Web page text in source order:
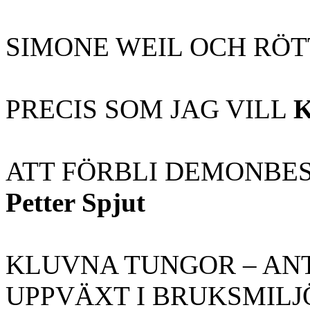
SIMONE WEIL OCH
PRECIS SOM JAG VILL
ATT FÖRBLI
Petter Spjut
KLUVNA TUNGOR –
UPPVÄXT I